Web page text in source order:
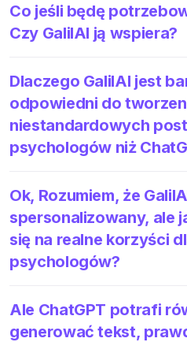
Co jeśli będę
Czy GalilAI ją wspiera?
Dlaczego GalilAI jest
odpowiedni do
niestandardowych
psychologów niż
Ok, Rozumiem, że
spersonalizowany, ale
się na realne korzyści
psychologów?
Ale ChatGPT potrafi
generować tekst,